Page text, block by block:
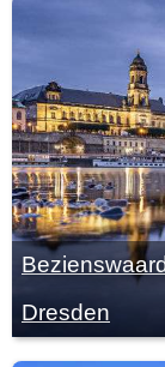
Dresden